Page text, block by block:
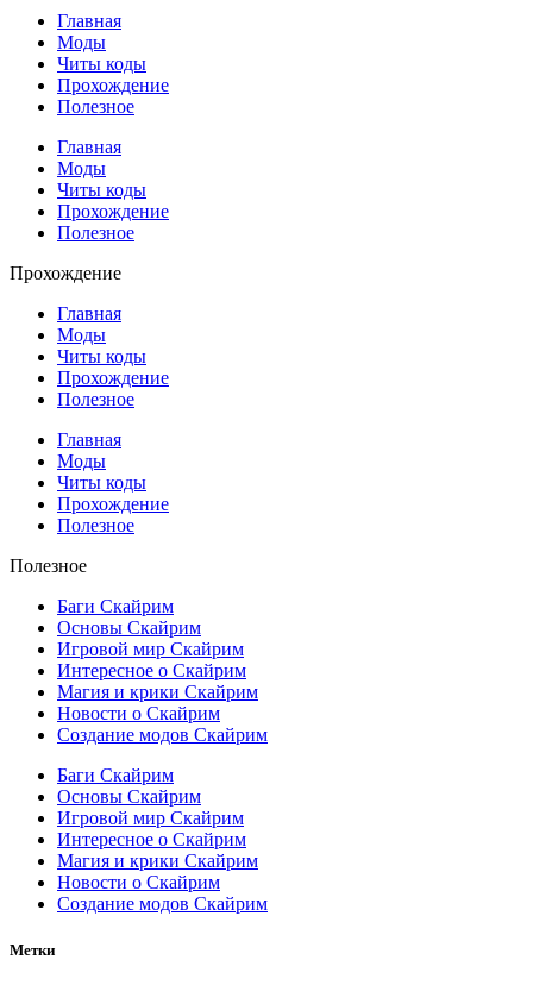
Главная
Моды
Читы коды
Прохождение
Полезное
Главная
Моды
Читы коды
Прохождение
Полезное
Прохождение
Главная
Моды
Читы коды
Прохождение
Полезное
Главная
Моды
Читы коды
Прохождение
Полезное
Полезное
Баги Скайрим
Основы Скайрим
Игровой мир Скайрим
Интересное о Скайрим
Магия и крики Скайрим
Новости о Скайрим
Создание модов Скайрим
Баги Скайрим
Основы Скайрим
Игровой мир Скайрим
Интересное о Скайрим
Магия и крики Скайрим
Новости о Скайрим
Создание модов Скайрим
Метки